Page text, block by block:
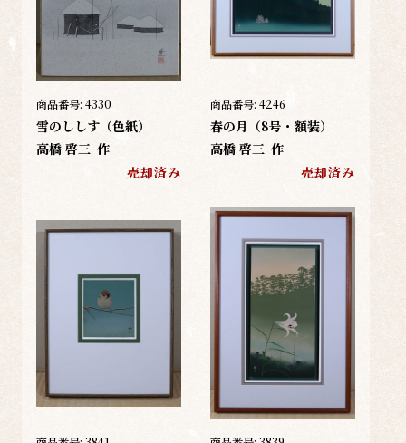
商品番号: 4330
雪のししす（色紙）
高橋 啓三 作
売却済み
商品番号: 4246
春の月（8号・額装）
高橋 啓三 作
売却済み